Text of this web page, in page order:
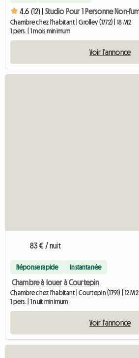
4.6 (12) |
Chambre chez l'habitant | Grolley (1772) | 18 M2
1 pers. | 1 mois minimum
Voir l'annonce
83 € / nuit
Réponse rapide Instantanée
Chambre à louer à Courtepin
Chambre chez l'habitant | Courtepin (1791) | 12 M2
1 pers. | 1 nuit minimum
Voir l'annonce